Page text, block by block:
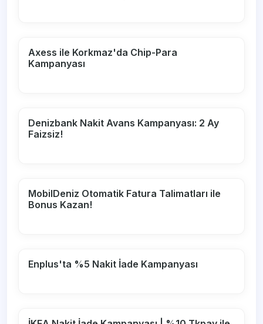
Axess ile Korkmaz'da Chip-Para
Kampanyası
Denizbank Nakit Avans Kampanyası: 2 Ay
Faizsiz!
MobilDeniz Otomatik Fatura Talimatları ile
Bonus Kazan!
Enplus'ta %5 Nakit İade Kampanyası